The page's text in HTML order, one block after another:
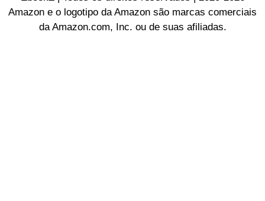
Amazon e o logotipo da Amazon são marcas comerciais
da Amazon.com, Inc. ou de suas afiliadas.